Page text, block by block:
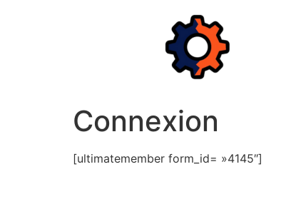
Connexion
[ultimatemember form_id= »4145″]